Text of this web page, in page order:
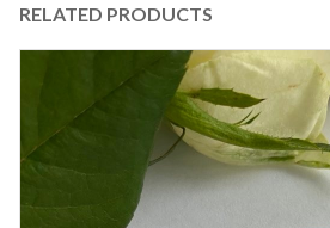
RELATED PRODUCTS